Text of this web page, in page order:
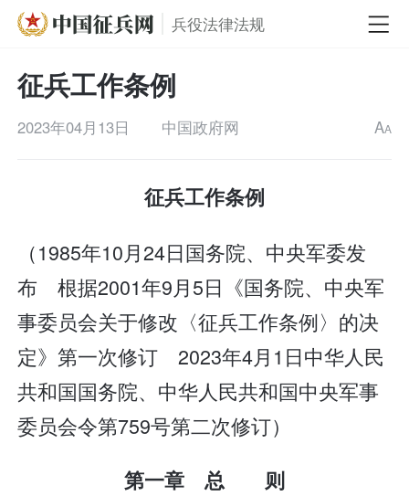
兵役法律法规
征兵工作条例
2023年04月13日 中国政府网 AA
征兵工作条例
（1985年10月24日国务院、中央军委发
布 根据2001年9月5日《国务院、中央军
事委员会关于修改〈征兵工作条例〉的决
定》第一次修订 2023年4月1日中华人民
共和国国务院、中华人民共和国中央军事
委员会令第759号第二次修订）
第一章 总 则